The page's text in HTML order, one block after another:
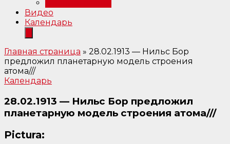
Видео
Календарь
Главная страница » 28.02.1913 — Нильс Бор
предложил планетарную модель строения
атома///
Календарь
28.02.1913 — Нильс Бор предложил
планетарную модель строения атома///
Pictura: